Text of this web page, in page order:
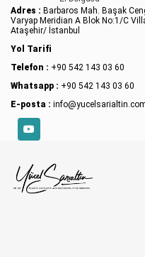
Adres : Barbaros Mah. Başak
Varyap Meridian A Blok No:1/C
Ataşehir/ İstanbul
Yol Tarifi
Telefon : +90 542 143 03 60
Whatsapp : +90 542 143 03 60
E-posta :
YouTube